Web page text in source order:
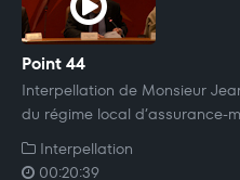
Point 44
Interpellation de Monsieur
du régime local d’assurance-
Interpellation
00:20:39